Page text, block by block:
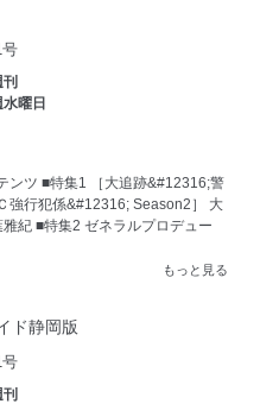
曜日
ンツ ■特集1 ［大追跡&#12316;警
強行犯係&#12316; Season2］ 大
紀 ■特集2 ゼネラルプロデュー
もっと見る
ド静岡版